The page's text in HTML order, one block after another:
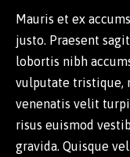
Mauris et ex
justo. Praesent
lobortis nibh
vulputate tristique,
venenatis velit
risus euismod
gravida. Quisque